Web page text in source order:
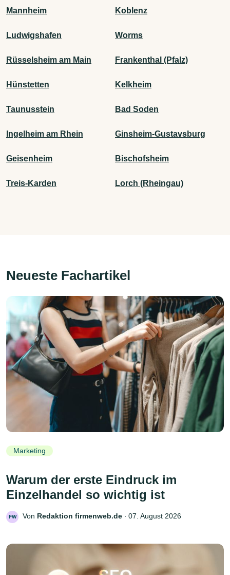
Mannheim Koblenz
Ludwigshafen Worms
Rüsselsheim am Main Frankenthal (Pfalz)
Hünstetten Kelkheim
Taunusstein Bad Soden
Ingelheim am Rhein Ginsheim-Gustavsburg
Geisenheim Bischofsheim
Treis-Karden Lorch (Rheingau)
Neueste Fachartikel
Marketing
Warum der erste Eindruck im
Einzelhandel so wichtig ist
FW Von Redaktion firmenweb.de ‧ 07. August 2026